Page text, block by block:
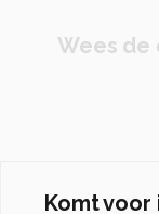
Wees de
Komt voor